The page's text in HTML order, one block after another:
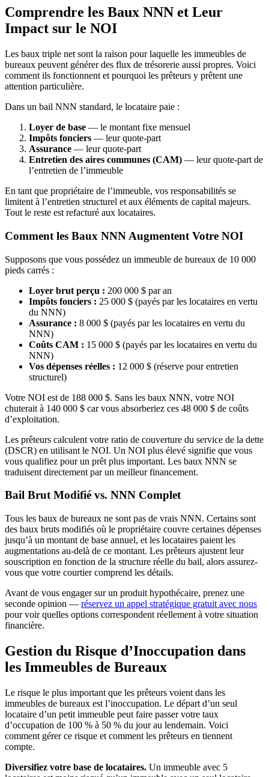
Comprendre les Baux NNN et Leur
Impact sur le NOI
Les baux triple net sont la raison pour laquelle les immeubles de
bureaux peuvent générer des flux de trésorerie aussi propres. Voici
comment ils fonctionnent et pourquoi les prêteurs y prêtent une
attention particulière.
Dans un bail NNN standard, le locataire paie :
Loyer de base — le montant fixe mensuel
Impôts fonciers — leur quote-part
Assurance — leur quote-part
Entretien des aires communes (CAM) — leur quote-part de
l’entretien de l’immeuble
En tant que propriétaire de l’immeuble, vos responsabilités se
limitent à l’entretien structurel et aux éléments de capital majeurs.
Tout le reste est refacturé aux locataires.
Comment les Baux NNN Augmentent Votre NOI
Supposons que vous possédez un immeuble de bureaux de 10 000
pieds carrés :
Loyer brut perçu : 200 000 $ par an
Impôts fonciers : 25 000 $ (payés par les locataires en vertu
du NNN)
Assurance : 8 000 $ (payés par les locataires en vertu du
NNN)
Coûts CAM : 15 000 $ (payés par les locataires en vertu du
NNN)
Vos dépenses réelles : 12 000 $ (réserve pour entretien
structurel)
Votre NOI est de 188 000 $. Sans les baux NNN, votre NOI
chuterait à 140 000 $ car vous absorberiez ces 48 000 $ de coûts
d’exploitation.
Les prêteurs calculent votre ratio de couverture du service de la dette
(DSCR) en utilisant le NOI. Un NOI plus élevé signifie que vous
vous qualifiez pour un prêt plus important. Les baux NNN se
traduisent directement par un meilleur financement.
Bail Brut Modifié vs. NNN Complet
Tous les baux de bureaux ne sont pas de vrais NNN. Certains sont
des baux bruts modifiés où le propriétaire couvre certaines dépenses
jusqu’à un montant de base annuel, et les locataires paient les
augmentations au-delà de ce montant. Les prêteurs ajustent leur
souscription en fonction de la structure réelle du bail, alors assurez-
vous que votre courtier comprend les détails.
Avant de vous engager sur un produit hypothécaire, prenez une
seconde opinion — réservez un appel stratégique gratuit avec nous
pour voir quelles options correspondent réellement à votre situation
financière.
Gestion du Risque d’Inoccupation dans
les Immeubles de Bureaux
Le risque le plus important que les prêteurs voient dans les
immeubles de bureaux est l’inoccupation. Le départ d’un seul
locataire d’un petit immeuble peut faire passer votre taux
d’occupation de 100 % à 50 % du jour au lendemain. Voici
comment gérer ce risque et comment les prêteurs en tiennent
compte.
Diversifiez votre base de locataires. Un immeuble avec 5